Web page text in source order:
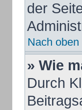
der
Nach oben
» Wie
Durch